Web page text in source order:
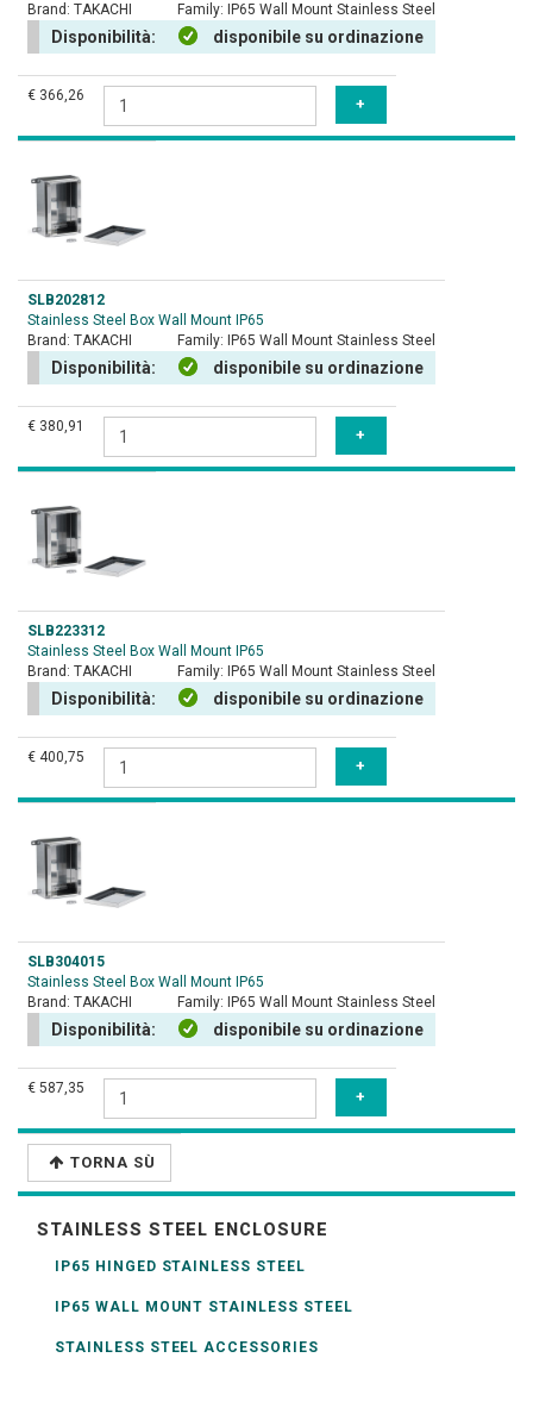
Brand: TAKACHI Family: IP65 Wall Mount Stainless Steel
Disponibilità: disponibile su ordinazione
€ 366,26
SLB202812
Stainless Steel Box Wall Mount IP65
Brand: TAKACHI Family: IP65 Wall Mount Stainless Steel
Disponibilità: disponibile su ordinazione
€ 380,91
SLB223312
Stainless Steel Box Wall Mount IP65
Brand: TAKACHI Family: IP65 Wall Mount Stainless Steel
Disponibilità: disponibile su ordinazione
€ 400,75
SLB304015
Stainless Steel Box Wall Mount IP65
Brand: TAKACHI Family: IP65 Wall Mount Stainless Steel
Disponibilità: disponibile su ordinazione
€ 587,35
TORNA SÙ
STAINLESS STEEL ENCLOSURE
IP65 HINGED STAINLESS STEEL
IP65 WALL MOUNT STAINLESS STEEL
STAINLESS STEEL ACCESSORIES